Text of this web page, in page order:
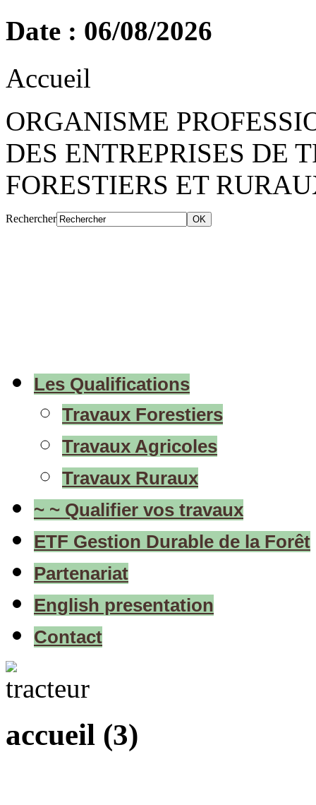
Date : 06/08/2026
Accueil
ORGANISME
DES ENTREPRISES DE
FORESTIERS ET
Rechercher
Les Qualifications
Travaux Forestiers
Travaux Agricoles
Travaux Ruraux
~ ~ Qualifier vos travaux
ETF Gestion Durable de la Forêt
Partenariat
English presentation
Contact
accueil (3)